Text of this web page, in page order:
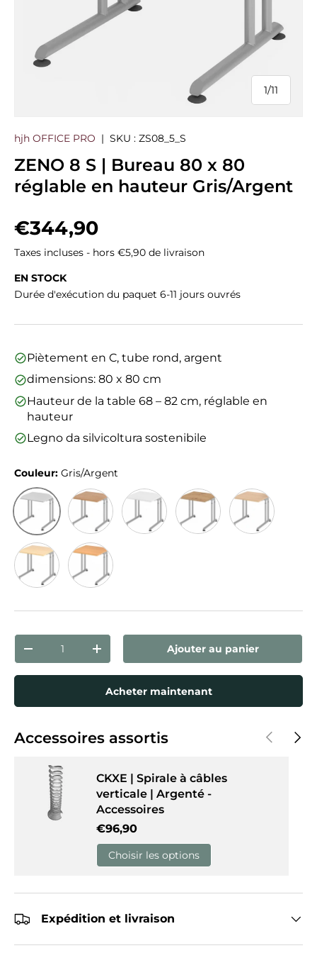
1/
de
11
hjh OFFICE PRO | SKU : ZS08_5_S
ZENO 8 S | Bureau 80 x 80
réglable en hauteur Gris/Argent
Prix habituel
€344,90
Taxes incluses - hors €5,90 de livraison
EN STOCK
Durée d'exécution du paquet 6-11 jours ouvrés
Piètement en C, tube rond, argent
dimensions: 80 x 80 cm
Hauteur de la table 68 – 82 cm, réglable en
hauteur
Legno da silvicoltura sostenibile
Couleur: Gris/Argent
Gris/ArgentNoyer/Argent
Diminuer la quantitéAugmenter la quantité
Ajouter au panier
Acheter maintenant
Accessoires assortis Précédent
CKXE | Spirale à câbles
verticale | Argenté -
Accessoires
Prix habituel
€96,90
Choisir les options
Expédition et livraison